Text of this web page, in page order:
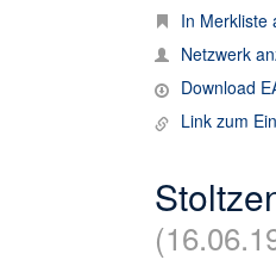
In Merkliste
Netzwerk
Download
Link zum